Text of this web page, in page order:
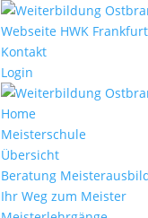
Webseite HWK
Kontakt
Login
Home
Meisterschule
Übersicht
Beratung
Ihr Weg zum Meister